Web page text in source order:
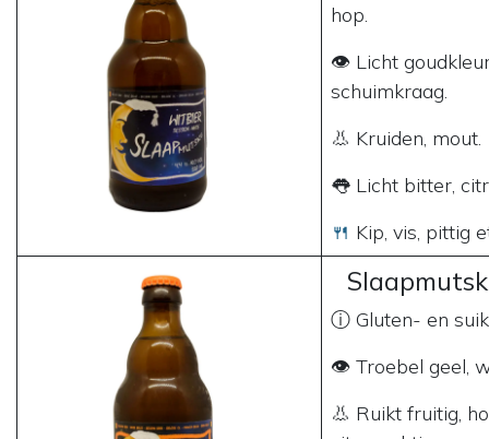
hop.
👁 Licht
schuimkraag.
👃 Kruiden, mout.
👅 Licht bitter,
🍴 Kip, vis, pittig
ⓘ Gluten- en
👁 Troebel geel,
👃 Ruikt fruitig,